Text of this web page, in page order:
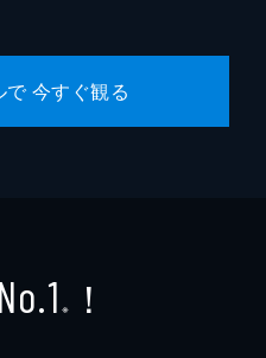
今すぐ観る
No.1 ※ ！